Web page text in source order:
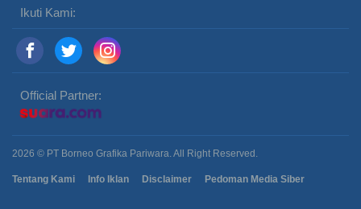
Ikuti Kami:
Official Partner:
2026 © PT Borneo Grafika Pariwara. All Right Reserved.
Tentang Kami Info Iklan Disclaimer Pedoman Media Siber